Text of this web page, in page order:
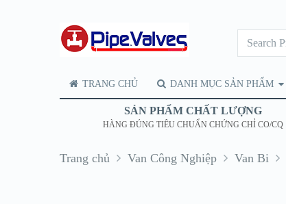
TRANG CHỦ DANH MỤC SẢN PHẨM
SẢN PHẨM CHẤT LƯỢNG
HÀNG ĐÚNG TIÊU CHUẨN CHỨNG CHỈ CO/CQ
Trang chủ Van Công Nghiệp Van Bi